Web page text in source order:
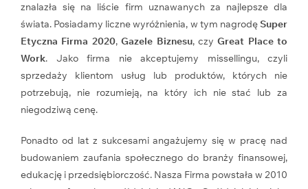
znalazła się na liście firm uznawanych za najlepsze dla
świata. Posiadamy liczne wyróżnienia, w tym nagrodęSuper
Etyczna Firma 2020,Gazele Biznesu, czyGreat Place to
Work. Jako firma nie akceptujemy missellingu, czyli
sprzedaży klientom usług lub produktów, których nie
potrzebują, nie rozumieją, na który ich nie stać lub za
niegodziwą cenę.
Ponadto od lat z sukcesami angażujemy się w pracę nad
budowaniem zaufania społecznego do branży finansowej,
edukację i przedsiębiorczość. Nasza Firma powstała w 2010